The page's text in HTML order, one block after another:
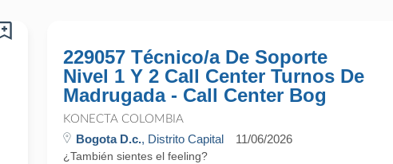
229057 Técnico/a De Soporte
Nivel 1 Y 2 Call Center Turnos De
Madrugada - Call Center Bog
KONECTA COLOMBIA
Bogota D.c., Distrito Capital 11/06/2026
¿También sientes el feeling?